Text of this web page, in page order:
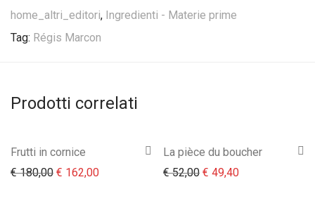
home_altri_editori, Ingredienti - Materie prime
Tag: Régis Marcon
Prodotti correlati
Frutti in cornice
€180,00 Il prezzo originale era: € 180,00.
€ 162,00Il prezzo attuale è: € 162,00.
La pièce du boucher
€52,00 Il prezzo originale era:
€ 49,40Il prezzo